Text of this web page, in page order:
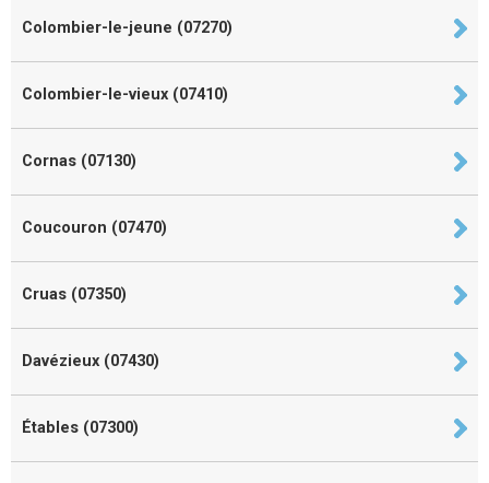
Colombier-le-jeune (07270)
Colombier-le-vieux (07410)
Cornas (07130)
Coucouron (07470)
Cruas (07350)
Davézieux (07430)
Étables (07300)